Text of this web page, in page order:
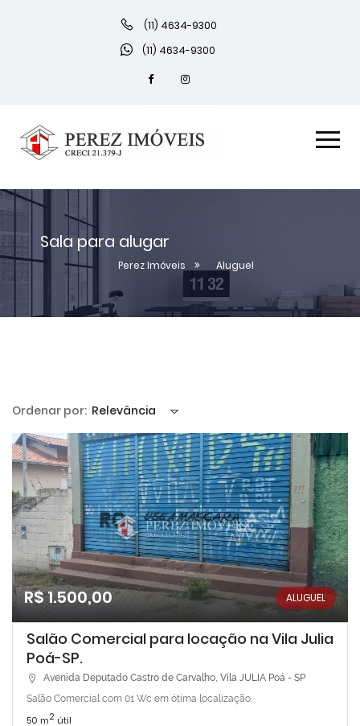
(11) 4634-9300
(11) 4634-9300
Sala para alugar
Perez Imóveis Aluguel
Ordenar por: Relevância
R$ 1.500,00 ALUGUEL
Salão Comercial para locação na Vila Julia
Poá-SP.
Avenida Deputado Castro de Carvalho, Vila JULIA Poá - SP
Salão Comercial com 01 Wc em ótima localização.
50 m2 útil